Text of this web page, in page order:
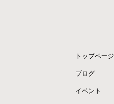
トップページ
ブログ
イベント